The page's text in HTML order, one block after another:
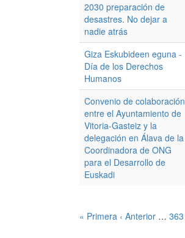
2030 preparación de
desastres. No dejar a
nadie atrás
Giza Eskubideen eguna -
Día de los Derechos
Humanos
Convenio de colaboración
entre el Ayuntamiento de
Vitoria-Gasteiz y la
delegación en Álava de la
Coordinadora de ONG
para el Desarrollo de
Euskadi
« Primera ‹ Anterior … 363